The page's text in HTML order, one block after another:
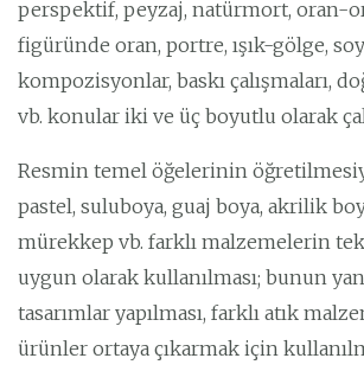
perspektif, peyzaj, natürmort, oran-
figüründe oran, portre, ışık-gölge,
kompozisyonlar, baskı çalışmaları,
vb. konular iki ve üç boyutlu olarak
Resmin temel öğelerinin
pastel, suluboya, guaj boya, akrilik
mürekkep vb. farklı malzemelerin
uygun olarak kullanılması; bunun
tasarımlar yapılması, farklı atık
ürünler ortaya çıkarmak için